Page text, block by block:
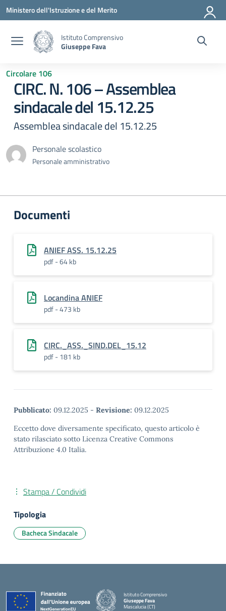
Vai ai contenuti
Vai al menu di navigazione
Vai al footer
Ministero dell'Istruzione e del Merito
Istituto Comprensivo
Giuseppe Fava
Circolare 106
CIRC. N. 106 – Assemblea
sindacale del 15.12.25
Assemblea sindacale del 15.12.25
Personale scolastico
Personale amministrativo
Documenti
ANIEF ASS. 15.12.25
pdf - 64 kb
Locandina ANIEF
pdf - 473 kb
CIRC._ASS._SIND.DEL_15.12
pdf - 181 kb
Pubblicato: 09.12.2025 - Revisione: 09.12.2025
Eccetto dove diversamente specificato, questo articolo è
stato rilasciato sotto Licenza Creative Commons
Attribuzione 4.0 Italia.
Stampa / Condividi
Tipologia
Bacheca Sindacale
Istituto Comprensivo
Giuseppe Fava
Mascalucia (CT)